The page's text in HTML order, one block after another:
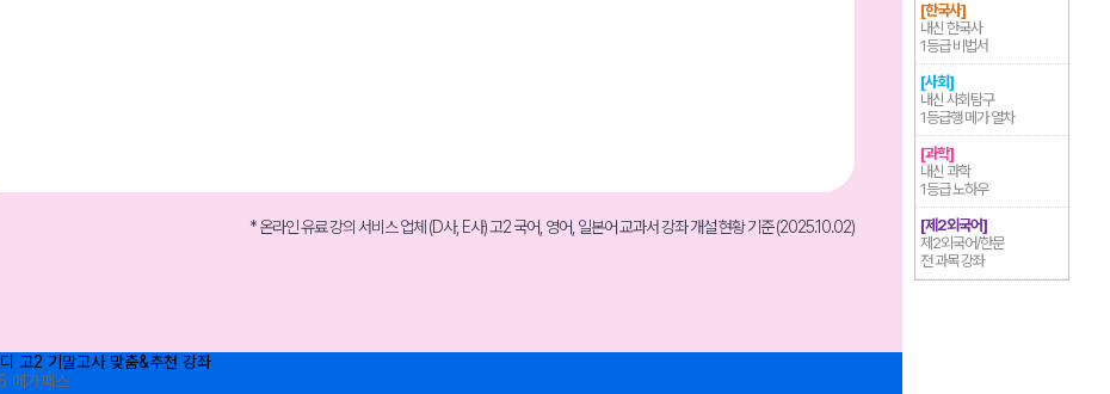
* 온라인 유료 강의 서비스 업체 (D사, E사) 고2 국어, 영어, 일본어 교과서 강좌 개설 현황 기준 (2025.10.02)
[한국사]
내신 한국사
1등급 비법서
[사회]
내신 사회탐구
1등급행 메가 열차
[과학]
내신 과학
1등급 노하우
[제2외국어]
제2외국어/한문
전 과목 강좌